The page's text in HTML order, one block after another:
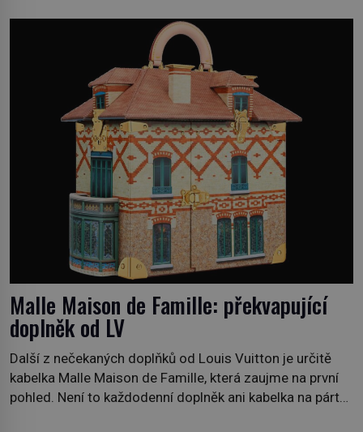
klidného ptáčka, který většinu dne jen posedává. Hodně
času tráví na zemi, kde sbírá zbytky semínek Jeho
domovinou je prakticky celá Austrálie s výjimkou
pobřežní oblasti. […]
Malle Maison de Famille: překvapující
doplněk od LV
Další z nečekaných doplňků od Louis Vuitton je určitě
kabelka Malle Maison de Famille, která zaujme na první
pohled. Není to každodenní doplněk ani kabelka na párty,